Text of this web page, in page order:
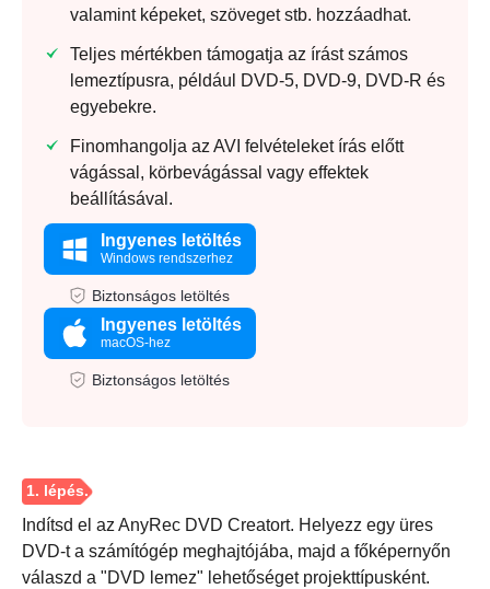
valamint képeket, szöveget stb. hozzáadhat.
Teljes mértékben támogatja az írást számos
lemeztípusra, például DVD-5, DVD-9, DVD-R és
egyebekre.
Finomhangolja az AVI felvételeket írás előtt
vágással, körbevágással vagy effektek
beállításával.
Ingyenes letöltés
Windows rendszerhez
Biztonságos letöltés
Ingyenes letöltés
macOS-hez
Biztonságos letöltés
Indítsd el az AnyRec DVD Creatort. Helyezz egy üres
DVD-t a számítógép meghajtójába, majd a főképernyőn
válaszd a "DVD lemez" lehetőséget projekttípusként.